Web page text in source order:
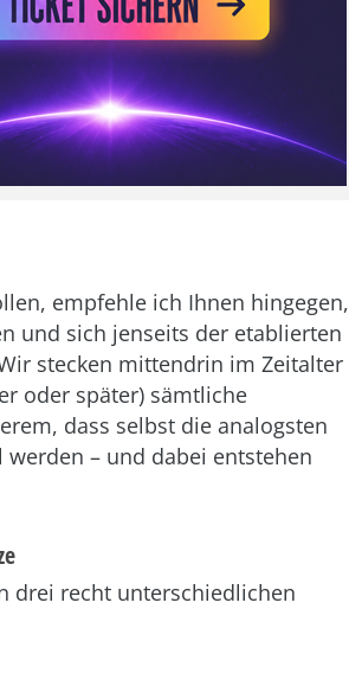
empfehle ich Ihnen hingegen,
und sich jenseits der etablierten
stecken mittendrin im Zeitalter
oder später) sämtliche
dass selbst die analogsten
– und dabei entstehen
drei recht unterschiedlichen